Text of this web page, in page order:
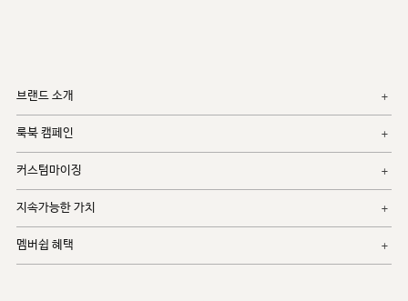
브랜드 소개
룩북 캠페인
커스텀마이징
지속가능한 가치
멤버쉽 혜택